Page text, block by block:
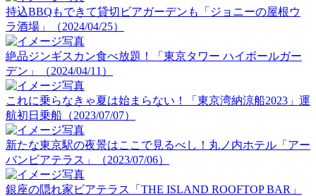
持込BBQもできて貸切ビアガーデンも「ジョニーの屋根ウ
ラ酒場」（2024/04/25）
絶品ジンギスカン食べ放題！「東京タワー ハイボールガー
デン」（2024/04/11）
これに乗らなきゃ夏は始まらない！「東京湾納涼船2023」運
航初日乗船（2023/07/07）
新たな東京駅の夜景はここで見るべし！丸ノ内ホテル「アー
バンビアテラス」（2023/07/06）
銀座の隠れ家ビアテラス「THE ISLAND ROOFTOP BAR」